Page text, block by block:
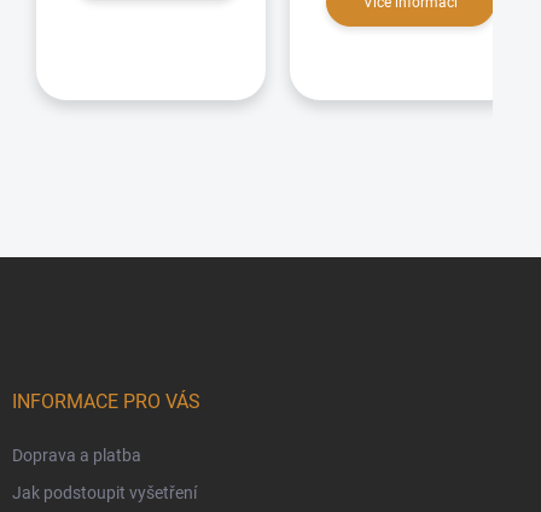
INFORMACE PRO VÁS
Doprava a platba
Jak podstoupit vyšetření